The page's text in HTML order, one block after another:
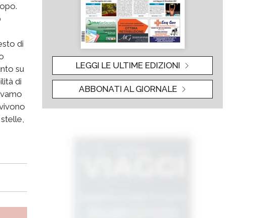
di
su
di
LEGGI LE ULTIME EDIZIONI
ABBONATI AL GIORNALE